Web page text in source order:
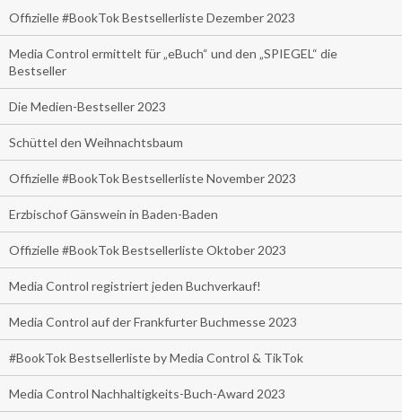
Offizielle #BookTok Bestsellerliste Dezember 2023
Media Control ermittelt für „eBuch“ und den „SPIEGEL“ die
Bestseller
Die Medien-Bestseller 2023
Schüttel den Weihnachtsbaum
Offizielle #BookTok Bestsellerliste November 2023
Erzbischof Gänswein in Baden-Baden
Offizielle #BookTok Bestsellerliste Oktober 2023
Media Control registriert jeden Buchverkauf!
Media Control auf der Frankfurter Buchmesse 2023
#BookTok Bestsellerliste by Media Control & TikTok
Media Control Nachhaltigkeits-Buch-Award 2023